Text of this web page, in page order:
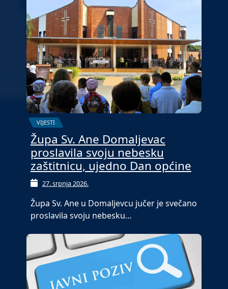
VIJESTI
Župa Sv. Ane Domaljevac
proslavila svoju nebesku
zaštitnicu, ujedno Dan općine
27. srpnja 2026.
Župa Sv. Ane u Domaljevcu jučer je svečano
proslavila svoju nebesku…